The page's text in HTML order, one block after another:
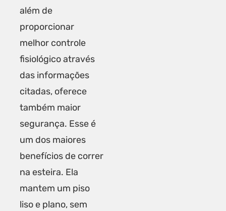
além de
proporcionar
melhor controle
fisiológico através
das informações
citadas, oferece
também maior
segurança. Esse é
um dos maiores
benefícios de correr
na esteira. Ela
mantem um piso
liso e plano, sem